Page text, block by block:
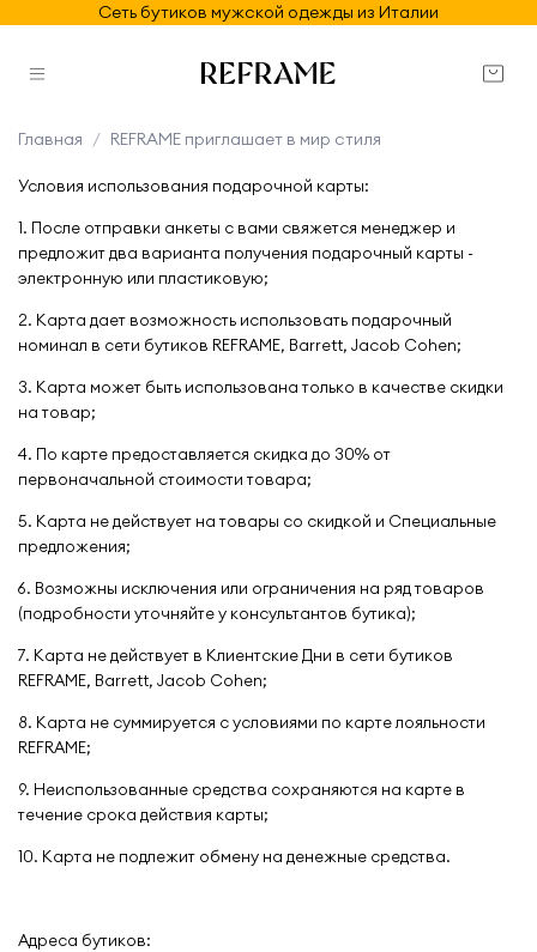
Сеть бутиков мужской одежды из Италии
Главная REFRAME приглашает в мир стиля
Условия использования подарочной карты:
1. После отправки анкеты с вами свяжется менеджер и
предложит два варианта получения подарочный карты -
электронную или пластиковую;
2. Карта дает возможность использовать подарочный
номинал в сети бутиков REFRAME, Barrett, Jacob Cohen;
3. Карта может быть использована только в качестве скидки
на товар;
4. По карте предоставляется скидка до 30% от
первоначальной стоимости товара;
5. Карта не действует на товары со скидкой и Специальные
предложения;
6. Возможны исключения или ограничения на ряд товаров
(подробности уточняйте у консультантов бутика);
7. Карта не действует в Клиентские Дни в сети бутиков
REFRAME, Barrett, Jacob Cohen;
8. Карта не суммируется с условиями по карте лояльности
REFRAME;
9. Неиспользованные средства сохраняются на карте в
течение срока действия карты;
10. Карта не подлежит обмену на денежные средства.
Адреса бутиков: